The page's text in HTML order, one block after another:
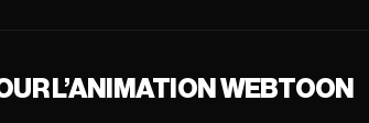
L’ANIMATION WEBTOON